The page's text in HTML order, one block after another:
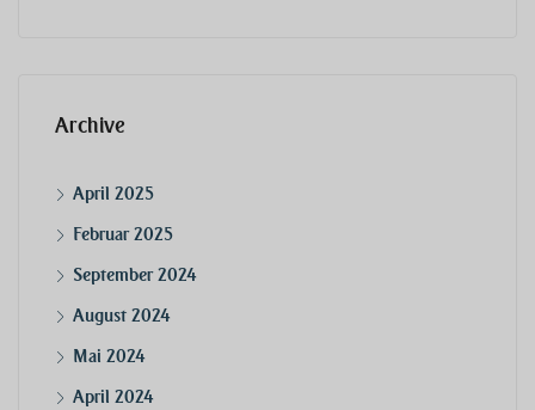
Archive
April 2025
Februar 2025
September 2024
August 2024
Mai 2024
April 2024